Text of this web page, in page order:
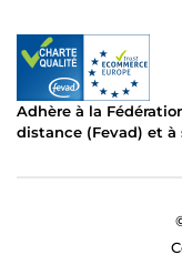
Adhère à la
distance (Fevad) et